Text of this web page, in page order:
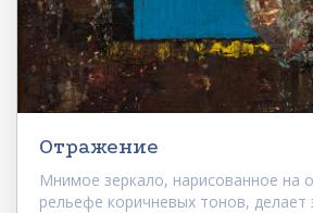
Отражение
Мнимое зеркало, нарисованное на
рельефе коричневых тонов, делает